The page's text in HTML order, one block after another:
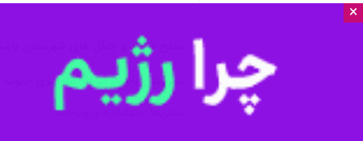
×
سطح مراتع و جنگل های شهرستان باشت ۱۰۶ هزار هکتار است که از این میزان ۷۸ هزار هکتار جنگل
شهرستان باشت در ۱۱۰ کیلومتری جنوب یاسوج مرکز استان کهگیلویه و بویراحمد واقع شده است.
کهگیلویه و بویراحمد